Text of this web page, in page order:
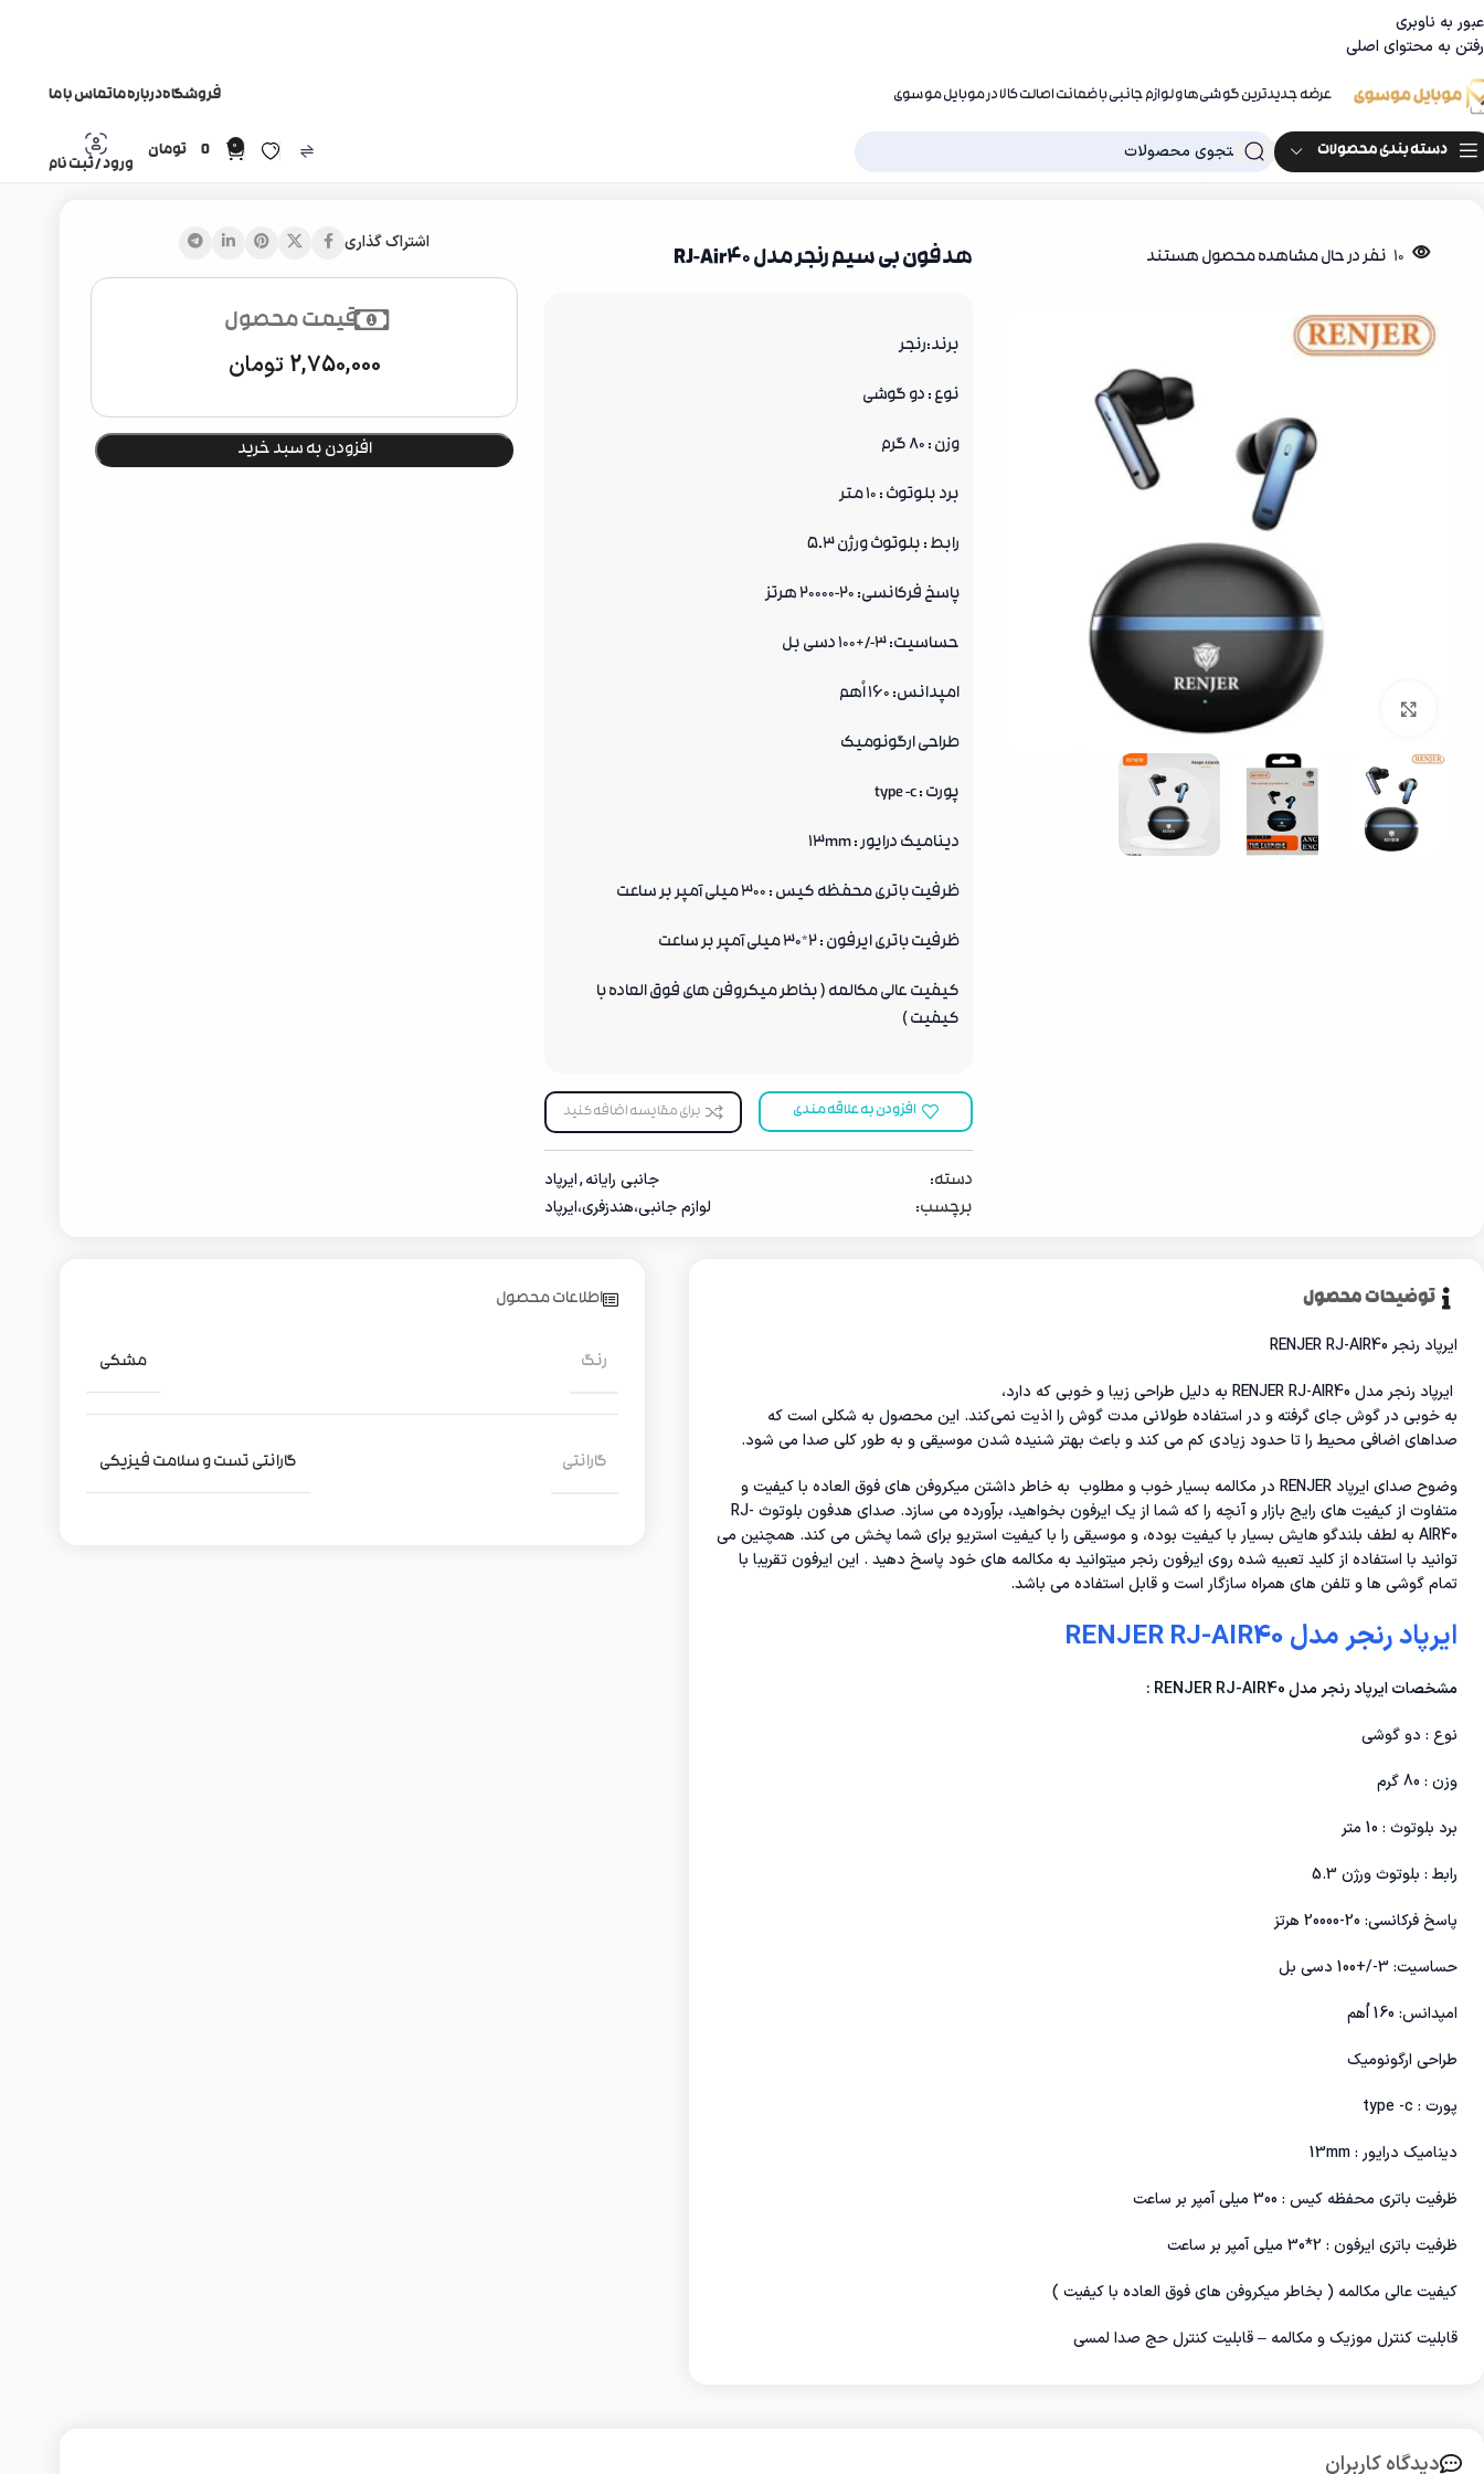
عبور به ناوبری
رفتن به محتوای اصلی
عرضه جدیدترین گوشی‌ها و لوازم جانبی با ضمانت اصالت کالا در موبایل موسوی فروشگاهدرباره ماتماس با ما
دسته بندی محصولات 0
0 تومان
ورود / ثبت نام خانه جانبی موبایل ایرپاد هدفون بی سیم رنجر مدل RJ-Air40
10 نفر در حال مشاهده محصول هستند
بزرگنمایی تصویر
هدفون بی سیم رنجر مدل RJ-Air40
برند:رنجر
نوع : دو گوشی
وزن : 80 گرم
برد بلوتوث : 10 متر
رابط : بلوتوث ورژن 5.3
پاسخ فرکانسی: 20-20000 هرتز
حساسیت: 3-/+100 دسی بل
امپدانس: 160 اُهم
طراحی ارگونومیک
پورت : type -c
دینامیک درایور : 13mm
ظرفیت باتری محفظه کیس : 300 میلی آمپر بر ساعت
ظرفیت باتری ایرفون : 2*30 میلی آمپر بر ساعت
کیفیت عالی مکالمه ( بخاطر میکروفن های فوق العاده با
کیفیت )
افزودن به علاقه مندی برای مقایسه اضافه کنید
دسته: جانبی رایانه,ایرپاد
برچسب:
لوازم جانبی،هندزفری،ایرپاد
اشتراک گذاری
قیمت محصول
2,750,000 تومان
افزودن به سبد خرید
توضیحات محصول
ایرپاد رنجر RENJER RJ-AIR40
ایرپاد رنجر مدل RENJER RJ-AIR40 به دلیل طراحی زیبا و خوبی که دارد،
به خوبی در گوش جای گرفته و در استفاده طولانی مدت گوش را اذیت نمی‌کند. این محصول به شکلی است که
صداهای اضافی محیط را تا حدود زیادی کم می کند و باعث بهتر شنیده شدن موسیقی و به طور کلی صدا می شود.
وضوح صدای ایرپاد RENJER در مکالمه بسیار خوب و مطلوب به خاطر داشتن میکروفن های فوق العاده با کیفیت و
متفاوت از کیفیت های رایج بازار و آنچه را که شما از یک ایرفون بخواهید، برآورده می سازد. صدای هدفون بلوتوث RJ-
AIR40 به لطف بلندگو هایش بسیار با کیفیت بوده، و موسیقی را با کیفیت استریو برای شما پخش می کند. همچنین می
توانید با استفاده از کلید تعبیه شده روی ایرفون رنجر میتوانید به مکالمه های خود پاسخ دهید . این ایرفون تقریبا با
تمام گوشی ها و تلفن های همراه سازگار است و قابل استفاده می باشد.
ایرپاد رنجر مدل RENJER RJ-AIR40
مشخصات ایرپاد رنجر مدل RENJER RJ-AIR40 :
نوع : دو گوشی
وزن : 80 گرم
برد بلوتوث : 10 متر
رابط : بلوتوث ورژن 5.3
پاسخ فرکانسی: 20-20000 هرتز
حساسیت: 3-/+100 دسی بل
امپدانس: 160 اُهم
طراحی ارگونومیک
پورت : type -c
دینامیک درایور : 13mm
ظرفیت باتری محفظه کیس : 300 میلی آمپر بر ساعت
ظرفیت باتری ایرفون : 2*30 میلی آمپر بر ساعت
کیفیت عالی مکالمه ( بخاطر میکروفن های فوق العاده با کیفیت )
قابلیت کنترل موزیک و مکالمه – قابلیت کنترل حج صدا لمسی
اطلاعات محصول
رنگ مشکی
گارانتی گارانتی تست و سلامت فیزیکی
دیدگاه کاربران